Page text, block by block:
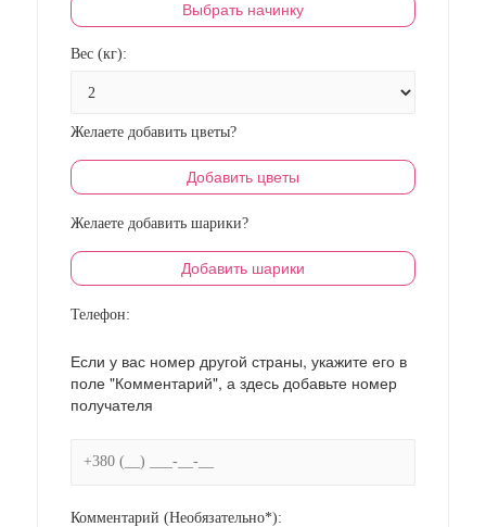
Выбрать начинку
Вес (кг):
Желаете добавить цветы?
Добавить цветы
Желаете добавить шарики?
Добавить шарики
Телефон:
Если у вас номер другой страны, укажите его в
поле "Комментарий", а здесь добавьте номер
получателя
Комментарий (Необязательно*):